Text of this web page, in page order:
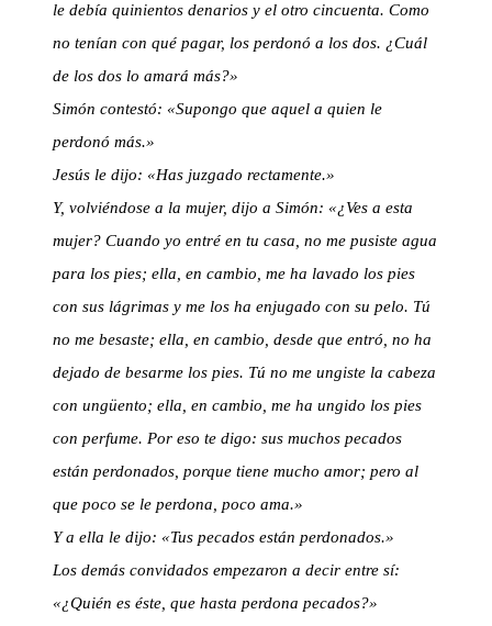
le debía quinientos denarios y el otro cincuenta. Como
no tenían con qué pagar, los perdonó a los dos. ¿Cuál
de los dos lo amará más?»
Simón contestó: «Supongo que aquel a quien le
perdonó más.»
Jesús le dijo: «Has juzgado rectamente.»
Y, volviéndose a la mujer, dijo a Simón: «¿Ves a esta
mujer? Cuando yo entré en tu casa, no me pusiste agua
para los pies; ella, en cambio, me ha lavado los pies
con sus lágrimas y me los ha enjugado con su pelo. Tú
no me besaste; ella, en cambio, desde que entró, no ha
dejado de besarme los pies. Tú no me ungiste la cabeza
con ungüento; ella, en cambio, me ha ungido los pies
con perfume. Por eso te digo: sus muchos pecados
están perdonados, porque tiene mucho amor; pero al
que poco se le perdona, poco ama.»
Y a ella le dijo: «Tus pecados están perdonados.»
Los demás convidados empezaron a decir entre sí:
«¿Quién es éste, que hasta perdona pecados?»